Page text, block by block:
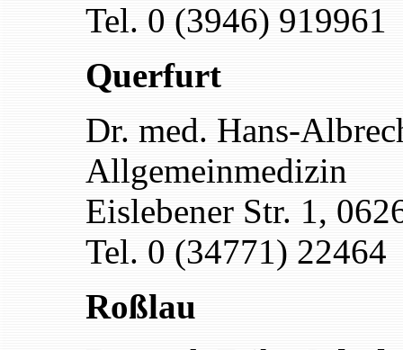
Tel. 0 (3946) 919961
Querfurt
Dr. med. Hans-
Allgemeinmedizin
Eislebener Str. 1,
Tel. 0 (34771) 22464
Roßlau